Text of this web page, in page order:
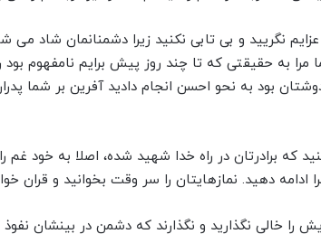
عزایم نگریید و بی تابی نکنید زیرا دشمنانمان شاد
مرا به حقیقتی که تا چند روز پیش برایم نامفهوم
بود به نحو احسن انجام دادید آفرین بر شما
که برادرتان در راه خدا شهید شده، اصلا به خود غم
ادامه دهید. نمازهایتان را سر وقت بخوانید و قران
را خالی نگذارید و نگذارند که دشمن در بینشان نفوذ